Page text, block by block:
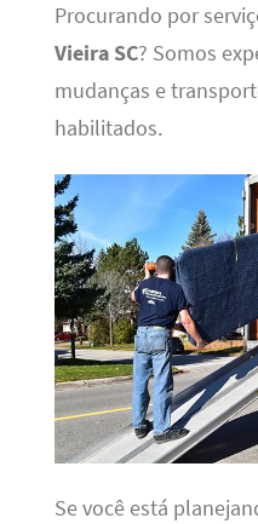
Procurando por
Vieira SC? Somos
mudanças e
habilitados.
Se você está